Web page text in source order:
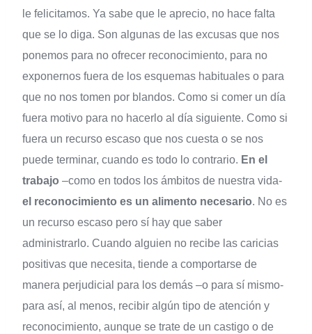
le felicitamos. Ya sabe que le aprecio, no hace falta
que se lo diga. Son algunas de las excusas que nos
ponemos para no ofrecer reconocimiento, para no
exponernos fuera de los esquemas habituales o para
que no nos tomen por blandos. Como si comer un día
fuera motivo para no hacerlo al día siguiente. Como si
fuera un recurso escaso que nos cuesta o se nos
puede terminar, cuando es todo lo contrario. En el
trabajo –como en todos los ámbitos de nuestra vida-
el reconocimiento es un alimento necesario. No es
un recurso escaso pero sí hay que saber
administrarlo. Cuando alguien no recibe las caricias
positivas que necesita, tiende a comportarse de
manera perjudicial para los demás –o para sí mismo-
para así, al menos, recibir algún tipo de atención y
reconocimiento, aunque se trate de un castigo o de